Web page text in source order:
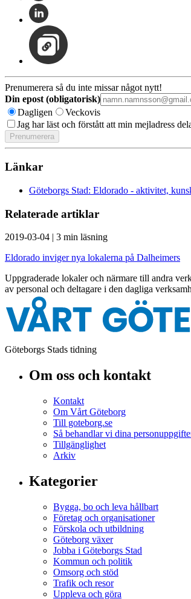
Prenumerera så du inte missar något nytt!
Din epost (obligatorisk)
Dagligen
Veckovis
Jag har läst och förstått att min mejladress
Länkar
Göteborgs Stad: Eldorado - aktivitet,
Relaterade artiklar
2019-03-04 | 3 min läsning
Eldorado inviger nya lokalerna på Dalheimers
Uppgraderade lokaler och närmare till andra
av personal och deltagare i den dagliga
Göteborgs Stads tidning
Om oss och kontakt
Kontakt
Om Vårt Göteborg
Till goteborg.se
Så behandlar vi dina
Tillgänglighet
Arkiv
Kategorier
Bygga, bo och leva hållbart
Företag och organisationer
Förskola och utbildning
Göteborg växer
Jobba i Göteborgs Stad
Kommun och politik
Omsorg och stöd
Trafik och resor
Uppleva och göra